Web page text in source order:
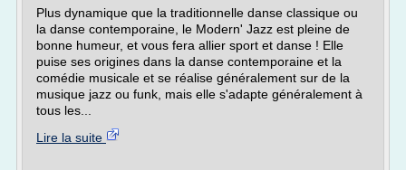
Plus dynamique que la traditionnelle danse classique ou
la danse contemporaine, le Modern' Jazz est pleine de
bonne humeur, et vous fera allier sport et danse ! Elle
puise ses origines dans la danse contemporaine et la
comédie musicale et se réalise généralement sur de la
musique jazz ou funk, mais elle s'adapte généralement à
tous les...
Lire la suite